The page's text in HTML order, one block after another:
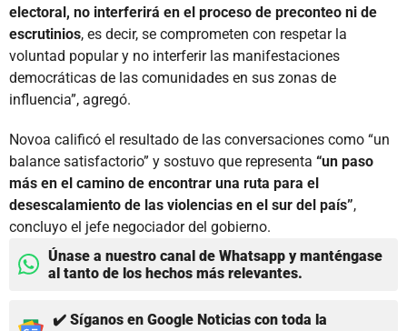
electoral, no interferirá en el proceso de preconteo ni de
escrutinios, es decir, se comprometen con respetar la
voluntad popular y no interferir las manifestaciones
democráticas de las comunidades en sus zonas de
influencia”, agregó.
Novoa calificó el resultado de las conversaciones como “un
balance satisfactorio” y sostuvo que representa “un paso
más en el camino de encontrar una ruta para el
desescalamiento de las violencias en el sur del país”,
concluyo el jefe negociador del gobierno.
Únase a nuestro canal de Whatsapp y manténgase
al tanto de los hechos más relevantes.
✔️ Síganos en Google Noticias con toda la